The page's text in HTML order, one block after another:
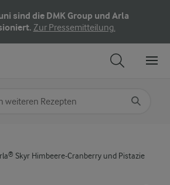
sind die DMK Group und Arla
Zur Pressemitteilung.
Skyr Himbeere-Cranberry und Pistazie